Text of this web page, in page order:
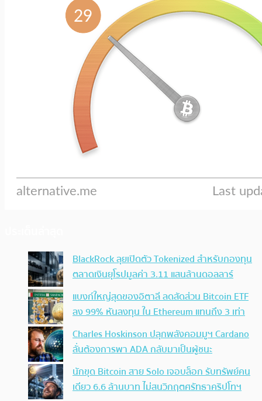
BlackRock ลุยเปิดตัว Tokenized สำหรับกองทุน
ตลาดเงินยุโรปมูลค่า 3.11 แสนล้านดอลลาร์
แบงก์ใหญ่สุดของอิตาลี ลดสัดส่วน Bitcoin ETF
ลง 99% หันลงทุน ใน Ethereum แทนถึง 3 เท่า
Charles Hoskinson ปลุกพลังคอมมูฯ Cardano
ลั่นต้องการพา ADA กลับมาเป็นผู้ชนะ
นักขุด Bitcoin สาย Solo เจอบล็อก รับทรัพย์คน
เดียว 6.6 ล้านบาท ไม่สนวิกฤตศรัทธาคริปโทฯ